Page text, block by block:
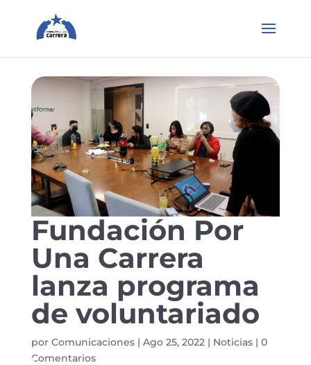
Fundación Por
Una Carrera
lanza programa
de voluntariado
por Comunicaciones| Ago 25, 2022| Noticias| 0
Comentarios